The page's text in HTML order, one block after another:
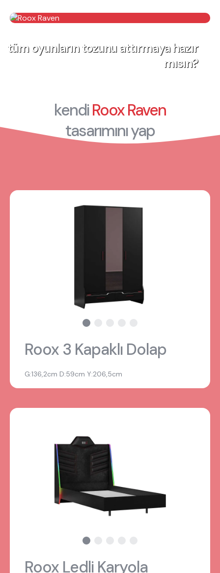
tüm oyunların tozunu attırmaya hazır
mısın?
kendiRoox Raven
tasarımını yap
Roox 3 Kapaklı Dolap
G:136,2cm D:59cm Y:206,5cm
Roox Ledli Karyola